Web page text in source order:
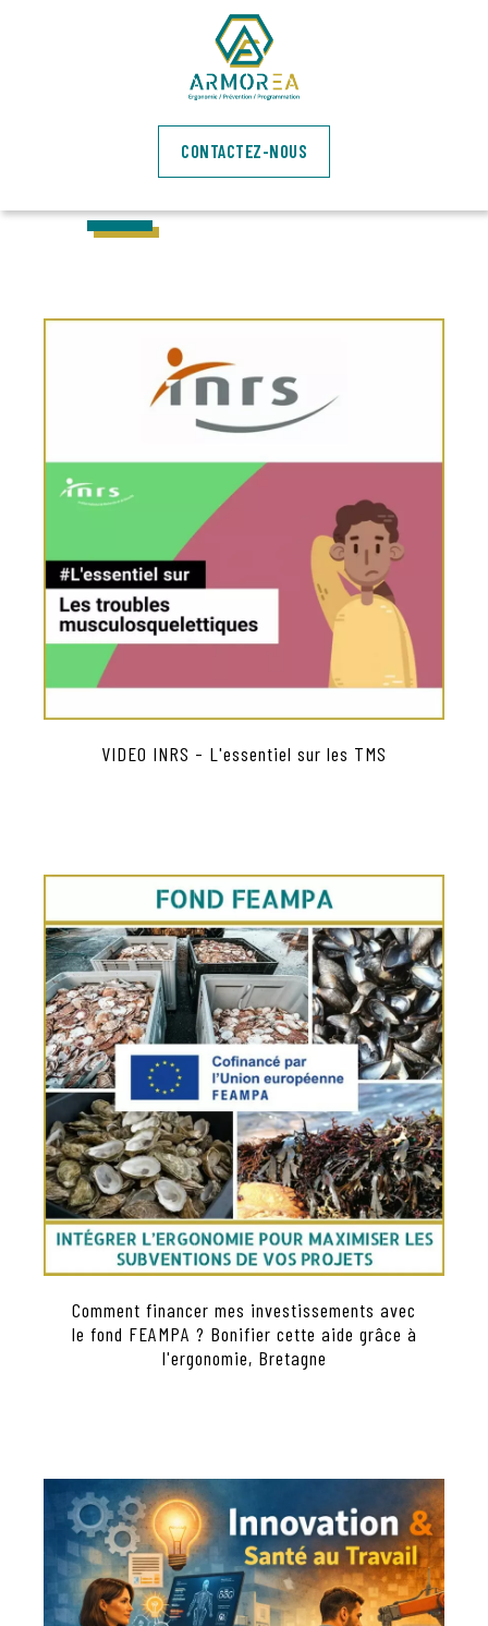
CONTACTEZ-NOUS
NOTRE
ACTUALITÉ
VIDEO INRS - L'essentiel sur les TMS
Comment financer mes investissements avec
le fond FEAMPA ? Bonifier cette aide grâce à
l'ergonomie, Bretagne